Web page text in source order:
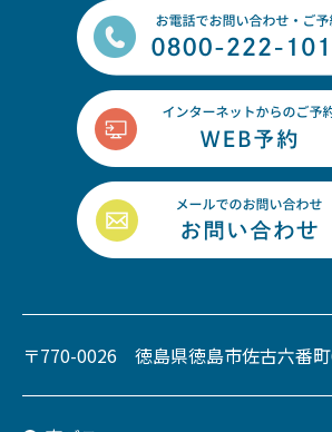
〒770-0026 徳島県徳島市佐古六番